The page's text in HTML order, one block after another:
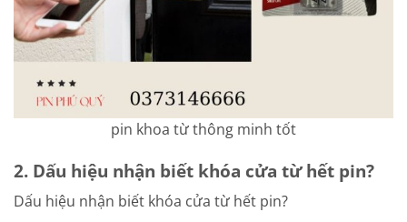
pin khoa từ thông minh tốt
2. Dấu hiệu nhận biết khóa cửa từ hết pin?
Dấu hiệu nhận biết khóa cửa từ hết pin?